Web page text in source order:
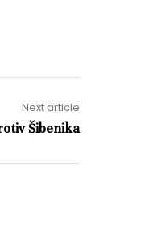
Next article
Šibenika